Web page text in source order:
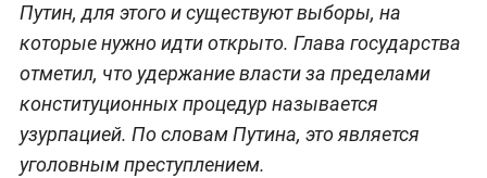
Путин, для этого и существуют выборы, на
которые нужно идти открыто. Глава государства
отметил, что удержание власти за пределами
конституционных процедур называется
узурпацией. По словам Путина, это является
уголовным преступлением.